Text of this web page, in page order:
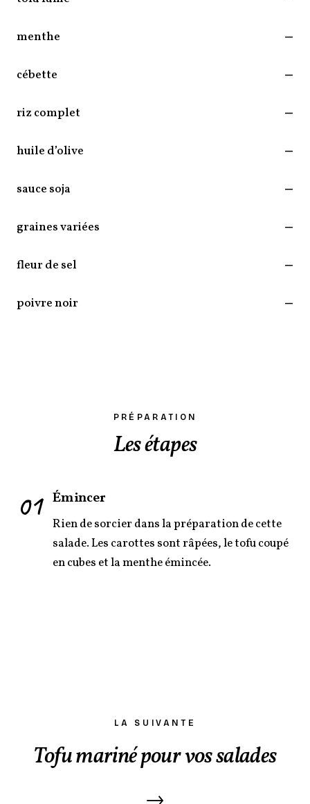
menthe —
cébette —
riz complet —
huile d’olive —
sauce soja —
graines variées —
fleur de sel —
poivre noir —
PRÉPARATION
Les étapes
01 Émincer
Rien de sorcier dans la préparation de cette
salade. Les carottes sont râpées, le tofu coupé
en cubes et la menthe émincée.
LA SUIVANTE
Tofu mariné pour vos salades